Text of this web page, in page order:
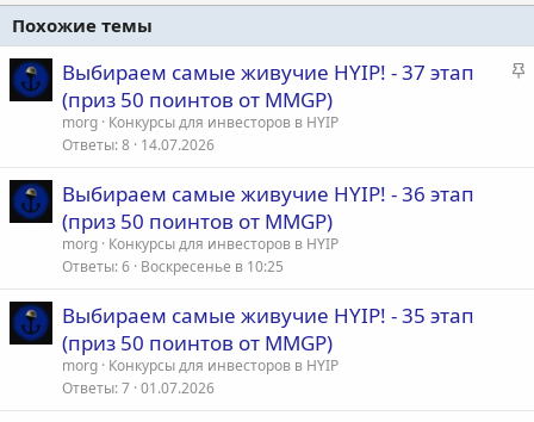
Похожие темы
З
Выбираем самые живучие HYIP! - 37 этап
(приз 50 поинтов от MMGP)
morg Конкурсы для инвесторов в HYIP
Ответы 8 14.07.2026
Выбираем самые живучие HYIP! - 36 этап
(приз 50 поинтов от MMGP)
morg Конкурсы для инвесторов в HYIP
Ответы 6 Воскресенье в 10:25
Выбираем самые живучие HYIP! - 35 этап
(приз 50 поинтов от MMGP)
morg Конкурсы для инвесторов в HYIP
Ответы 7 01.07.2026